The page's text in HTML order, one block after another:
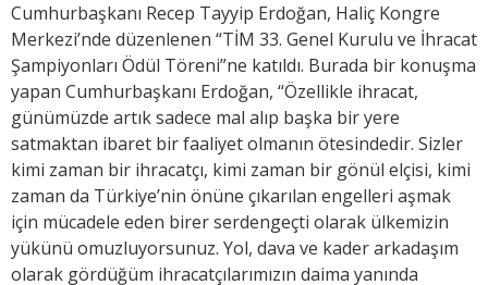
Cumhurbaşkanı Recep Tayyip Erdoğan, Haliç Kongre
Merkezi’nde düzenlenen “TİM 33. Genel Kurulu ve İhracat
Şampiyonları Ödül Töreni”ne katıldı. Burada bir konuşma
yapan Cumhurbaşkanı Erdoğan, “Özellikle ihracat,
günümüzde artık sadece mal alıp başka bir yere
satmaktan ibaret bir faaliyet olmanın ötesindedir. Sizler
kimi zaman bir ihracatçı, kimi zaman bir gönül elçisi, kimi
zaman da Türkiye’nin önüne çıkarılan engelleri aşmak
için mücadele eden birer serdengeçti olarak ülkemizin
yükünü omuzluyorsunuz. Yol, dava ve kader arkadaşım
olarak gördüğüm ihracatçılarımızın daima yanında